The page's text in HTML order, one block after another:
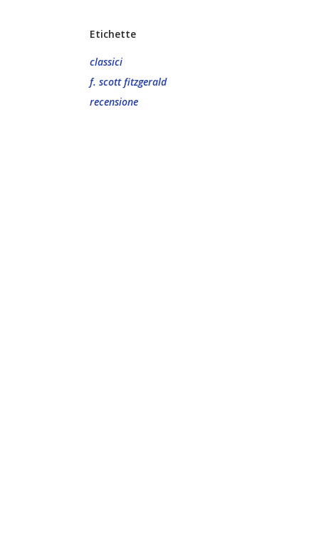
Etichette
classici
f. scott fitzgerald
recensione